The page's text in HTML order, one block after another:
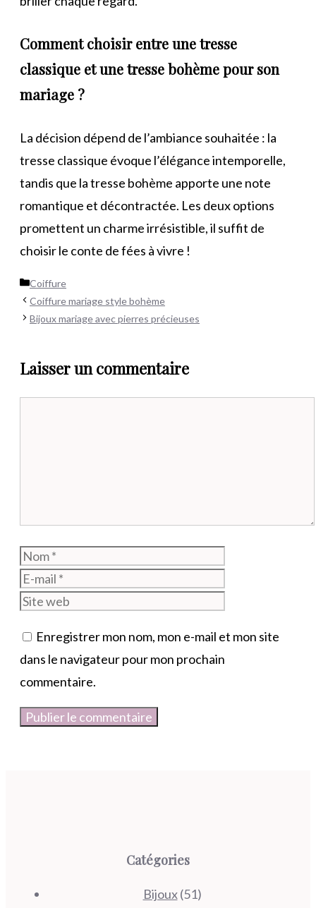
Comment choisir entre une tresse
classique et une tresse bohème pour son
mariage ?
La décision dépend de l’ambiance souhaitée : la
tresse classique évoque l’élégance intemporelle,
tandis que la tresse bohème apporte une note
romantique et décontractée. Les deux options
promettent un charme irrésistible, il suffit de
choisir le conte de fées à vivre !
Catégories
Coiffure
Coiffure mariage style bohème
Bijoux mariage avec pierres précieuses
Laisser un commentaire
Nom
Enregistrer mon nom, mon e-mail et mon site
dans le navigateur pour mon prochain
commentaire.
Catégories
Bijoux(51)